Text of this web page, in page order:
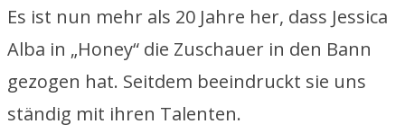
Es ist nun mehr als 20 Jahre her, dass Jessica
Alba in „Honey“ die Zuschauer in den Bann
gezogen hat. Seitdem beeindruckt sie uns
ständig mit ihren Talenten.